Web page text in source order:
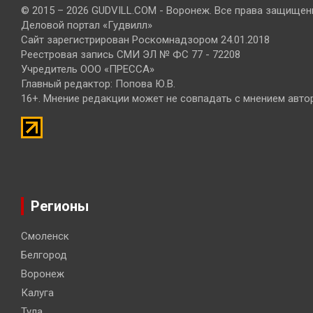
© 2015 – 2026 GUDVILL.COM - Воронеж. Все права
Деловой портал «Гудвилл»
Сайт зарегистрирован Роскомнадзором 24.01.2018
Реестровая запись СМИ ЭЛ № ФС 77 - 72208
Учредитель ООО «ПРЕССА»
Главный редактор: Попова Ю.В.
16+. Мнение редакции может не совпадать с мнением
Регионы
Смоленск
Белгород
Воронеж
Калуга